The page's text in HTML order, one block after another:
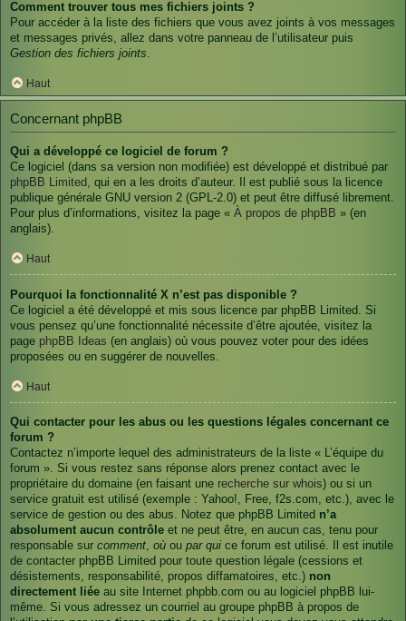
Comment trouver tous mes fichiers joints ?
Pour accéder à la liste des fichiers que vous avez joints à vos messages
et messages privés, allez dans votre panneau de l’utilisateur puis
Gestion des fichiers joints.
Haut
Concernant phpBB
Qui a développé ce logiciel de forum ?
Ce logiciel (dans sa version non modifiée) est développé et distribué par
phpBB Limited , qui en a les droits d’auteur. Il est publié sous la licence
publique générale GNU version 2 (GPL-2.0) et peut être diffusé librement.
Pour plus d’informations, visitez la page « À propos de phpBB » (en
anglais).
Haut
Pourquoi la fonctionnalité X n’est pas disponible ?
Ce logiciel a été développé et mis sous licence par phpBB Limited. Si
vous pensez qu’une fonctionnalité nécessite d’être ajoutée, visitez la
page phpBB Ideas (en anglais) où vous pouvez voter pour des idées
proposées ou en suggérer de nouvelles.
Haut
Qui contacter pour les abus ou les questions légales concernant ce
forum ?
Contactez n’importe lequel des administrateurs de la liste « L’équipe du
forum ». Si vous restez sans réponse alors prenez contact avec le
propriétaire du domaine (en faisant une recherche sur whois) ou si un
service gratuit est utilisé (exemple : Yahoo!, Free, f2s.com, etc.), avec le
service de gestion ou des abus. Notez que phpBB Limited n’a
absolument aucun contrôle et ne peut être, en aucun cas, tenu pour
responsable sur comment, où ou par qui ce forum est utilisé. Il est inutile
de contacter phpBB Limited pour toute question légale (cessions et
désistements, responsabilité, propos diffamatoires, etc.) non
directement liée au site Internet phpbb.com ou au logiciel phpBB lui-
même. Si vous adressez un courriel au groupe phpBB à propos de